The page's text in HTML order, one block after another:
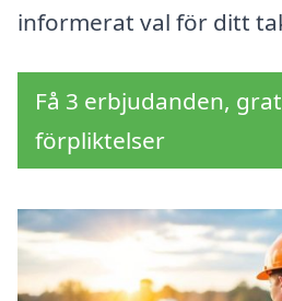
informerat val för ditt
Få 3 erbjudanden,
förpliktelser